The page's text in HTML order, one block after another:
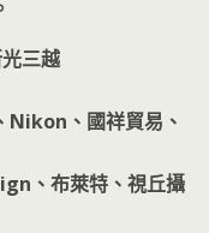
三越
、國祥貿易、
布萊特、視丘攝